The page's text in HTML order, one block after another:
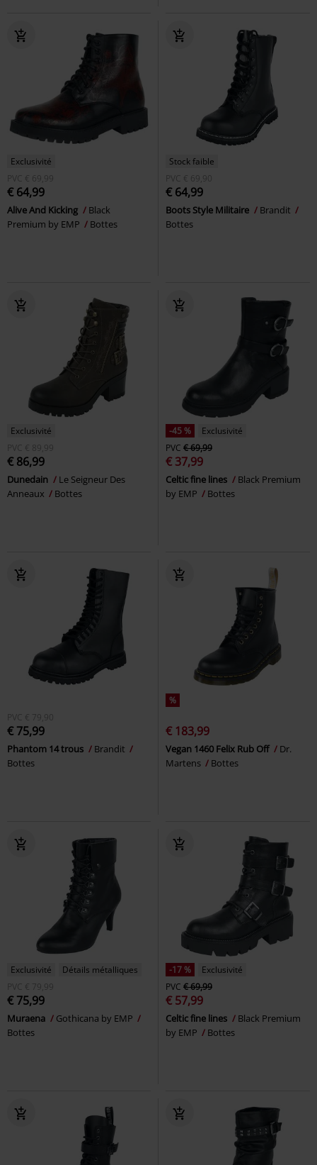
Exclusivité
PVC € 69,99
€ 64,99
Alive And Kicking
Black
Premium by EMP
Bottes
Stock faible
PVC € 69,90
€ 64,99
Boots Style Militaire
Brandit
Bottes
Exclusivité
PVC € 89,99
€ 86,99
Dunedain
Le Seigneur Des
Anneaux
Bottes
-45 %
Exclusivité
PVC € 69,99
€ 37,99
Celtic fine lines
Black Premium
by EMP
Bottes
PVC € 79,90
€ 75,99
Phantom 14 trous
Brandit
Bottes
%
€ 183,99
Vegan 1460 Felix Rub Off
Dr.
Martens
Bottes
Exclusivité
Détails métalliques
PVC € 79,99
€ 75,99
Muraena
Gothicana by EMP
Bottes
-17 %
Exclusivité
PVC € 69,99
€ 57,99
Celtic fine lines
Black Premium
by EMP
Bottes